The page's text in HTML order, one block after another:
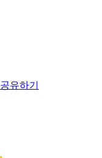
공유하기